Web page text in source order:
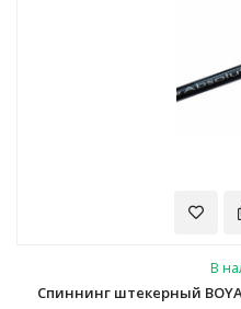
В
Спиннинг штекерный BOYA